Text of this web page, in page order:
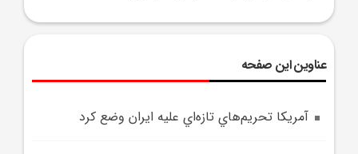
عناوین این صفحه
آمريکا تحريم‌هاي تازه‌اي عليه ايران وضع کرد